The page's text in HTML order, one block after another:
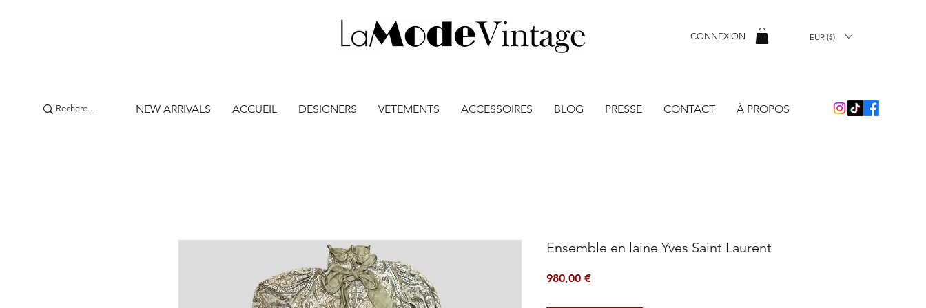
CONNEXION EUR (€)
NEW ARRIVALS ACCUEIL DESIGNERS VETEMENTS ACCESSOIRES BLOG PRESSE CONTACT À PROPOS
Ensemble en laine Yves Saint Laurent
980,00 €Prix